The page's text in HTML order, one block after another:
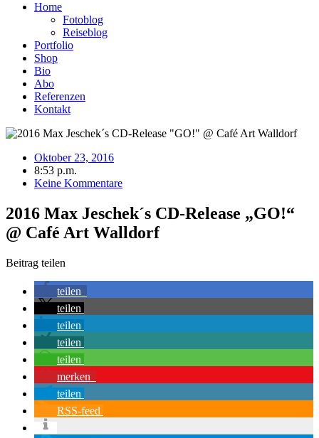
Home
Fotoblog
Reiseblog
Portfolio
Shop
Bio
Abo
Referenzen
Kontakt
Oktober 23, 2016
8:53 p.m.
Keine Kommentare
2016 Max Jeschek´s CD-Release „GO!“
@ Café Art Walldorf
Beitrag teilen
teilen
teilen
teilen
teilen
teilen
merken
teilen
RSS-feed